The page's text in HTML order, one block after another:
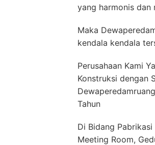
yang harmonis dan
Maka
kendala kendala
Perusahaan Kami
Konstruksi dengan
Tahun
Di Bidang
Meeting Room,